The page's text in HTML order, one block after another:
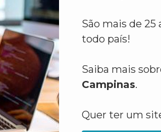
São mais de
todo país!
Saiba mais
Campinas.
Quer ter um